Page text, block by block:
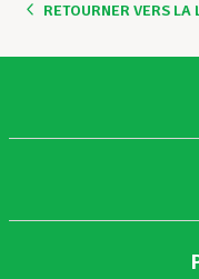
RETOURNER VERS LA